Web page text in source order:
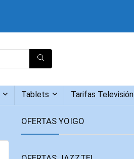
Tablets Tarifas Televisión
OFERTAS YOIGO